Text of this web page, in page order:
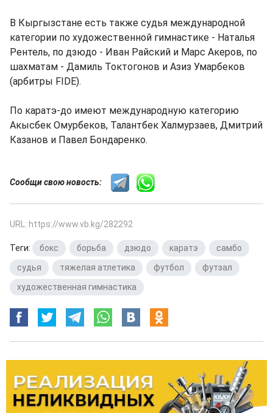
В Кыргызстане есть также судья международной
категории по художественной гимнастике - Наталья
Рентель, по дзюдо - Иван Райский и Марс Акеров, по
шахматам - Дамиль Токтогонов и Азиз Умарбеков
(арбитры FIDE).
По каратэ-до имеют международную категорию
Акысбек Омурбеков, Талантбек Халмурзаев, Дмитрий
Казанов и Павел Бондаренко.
Сообщи свою новость:
URL: https://www.vb.kg/282292
Теги: бокс борьба дзюдо каратэ самбо
судья
тяжелая атлетика футбол футзал
художественная гимнастика